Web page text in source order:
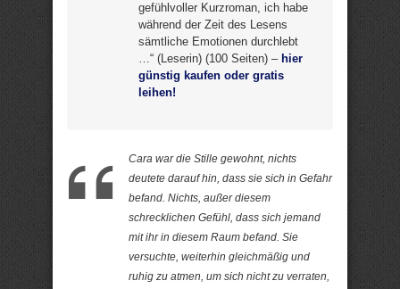
gefühlvoller Kurzroman, ich habe
während der Zeit des Lesens
sämtliche Emotionen durchlebt
…“ (Leserin) (100 Seiten) – hier
günstig kaufen oder gratis
leihen!
Cara war die Stille gewohnt, nichts
deutete darauf hin, dass sie sich in Gefahr
befand. Nichts, außer diesem
schrecklichen Gefühl, dass sich jemand
mit ihr in diesem Raum befand. Sie
versuchte, weiterhin gleichmäßig und
ruhig zu atmen, um sich nicht zu verraten,